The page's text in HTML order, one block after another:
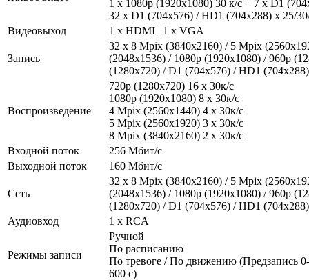
1 x 1080p (1920х1080) 30 к/с + 7 x D1
32 х D1 (704x576) / HD1 (704x288) х 25/
Видеовыход
1 x HDMI | 1 x VGA
Запись
32 х 8 Mpix (3840x2160) / 5 Mpix
(2048х1536) / 1080p (1920х1080) / 960p
(1280х720) / D1 (704x576) / HD1
Воспроизведение
720p (1280х720) 16 x 30к/с
1080р (1920x1080) 8 x 30к/с
4 Mpix (2560x1440) 4 x 30к/с
5 Mpix (2560x1920) 3 x 30к/с
8 Mpix (3840x2160) 2 x 30к/с
Входной поток
256 Мбит/с
Выходной поток
160 Мбит/с
Сеть
32 х 8 Mpix (3840x2160) / 5 Mpix
(2048х1536) / 1080p (1920х1080) / 960p
(1280х720) / D1 (704x576) / HD1
Аудиовход
1 x RCA
Режимы записи
Ручной
По расписанию
По тревоге / По движению (Предзапись
600 с)